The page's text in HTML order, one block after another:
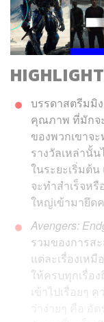
บรรดาสตรีมมิ
คุณภาพ ที่มักจะ
ของพวกเขาจ
รางวัลเหล่านั้
ในระยะเริ่มต้
จะทำสำเร็จห
ใหญ่เข้ามายึด
Avengers:
รวมของการส
แต่ละเรื่องเห
ให้ครบทุกเรื่อ
เข้าไปเรื่อยๆ